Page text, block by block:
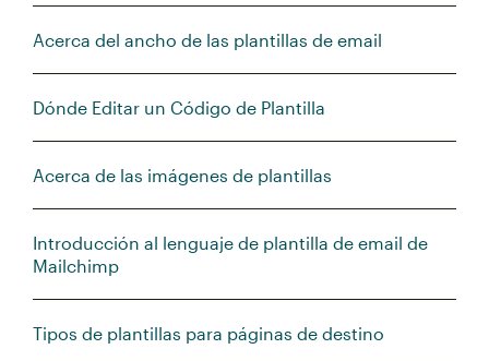
Acerca del ancho de las plantillas de email
Dónde Editar un Código de Plantilla
Acerca de las imágenes de plantillas
Introducción al lenguaje de plantilla de email de
Mailchimp
Tipos de plantillas para páginas de destino